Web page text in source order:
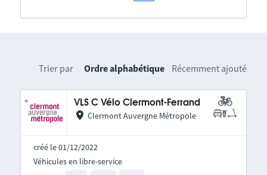
Trier par Ordre alphabétique Récemment ajouté
VLS C Vélo Clermont-Ferrand
Clermont Auvergne Métropole
créé le 01/12/2022
Véhicules en libre-service